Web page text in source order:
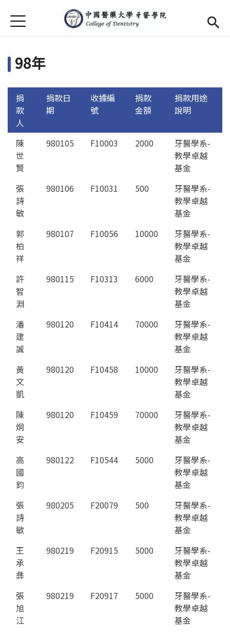
首頁
首頁
最新消息
Open
學院簡介
Open submenu (院長簡介)
院長簡介
本院師資
Open
學生專區
活動集錦
Open
捐款芳名錄
English (link is external)
Jump to Navigation
Jump to Main content
98年
捐
款
人
捐款日
期
收據編
號
捐款
金額
捐款用途
說明
陳
世
賢
980105 F10003 2000
牙醫學系-
教學卓越
基金
張
詩
敏
980106 F10031 500
牙醫學系-
教學卓越
基金
郭
柏
祥
980107 F10056 10000
牙醫學系-
教學卓越
基金
許
智
淵
980115 F10313 6000
牙醫學系-
教學卓越
基金
潘
建
誠
980120 F10414 70000
牙醫學系-
教學卓越
基金
黃
文
凱
980120 F10458 10000
牙醫學系-
教學卓越
基金
陳
炯
安
980120 F10459 70000
牙醫學系-
教學卓越
基金
高
國
鈞
980122 F10544 5000
牙醫學系-
教學卓越
基金
張
詩
敏
980205 F20079 500
牙醫學系-
教學卓越
基金
王
承
彝
980219 F20915 5000
牙醫學系-
教學卓越
基金
張
旭
江
980219 F20917 5000
牙醫學系-
教學卓越
基金